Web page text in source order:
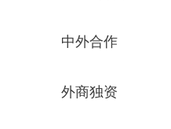
中外合作
外商独资